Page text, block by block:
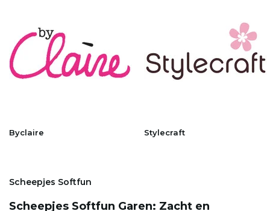
Byclaire Stylecraft
Scheepjes Softfun
Scheepjes Softfun Garen: Zacht en